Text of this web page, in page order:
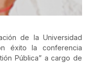
de la Universidad
éxito la conferencia
Pública” a cargo de